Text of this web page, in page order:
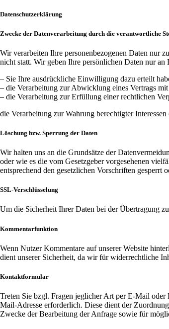
Datenschutzerklärung
Zwecke der Datenverarbeitung durch die verantwortliche
Wir verarbeiten Ihre personenbezogenen Daten nur
nicht statt. Wir geben Ihre persönlichen Daten nur an
– Sie Ihre ausdrückliche Einwilligung dazu erteilt
– die Verarbeitung zur Abwicklung eines Vertrags
– die Verarbeitung zur Erfüllung einer rechtlichen
die Verarbeitung zur Wahrung berechtigter
Löschung bzw. Sperrung der Daten
Wir halten uns an die Grundsätze der
oder wie es die vom Gesetzgeber vorgesehenen
entsprechend den gesetzlichen Vorschriften gesperrt
SSL-Verschlüsselung
Um die Sicherheit Ihrer Daten bei der Übertragung
Kommentarfunktion
Wenn Nutzer Kommentare auf unserer Website
dient unserer Sicherheit, da wir für widerrechtliche
Kontaktformular
Treten Sie bzgl. Fragen jeglicher Art per E-Mail
Mail-Adresse erforderlich. Diese dient der
Zwecke der Bearbeitung der Anfrage sowie für